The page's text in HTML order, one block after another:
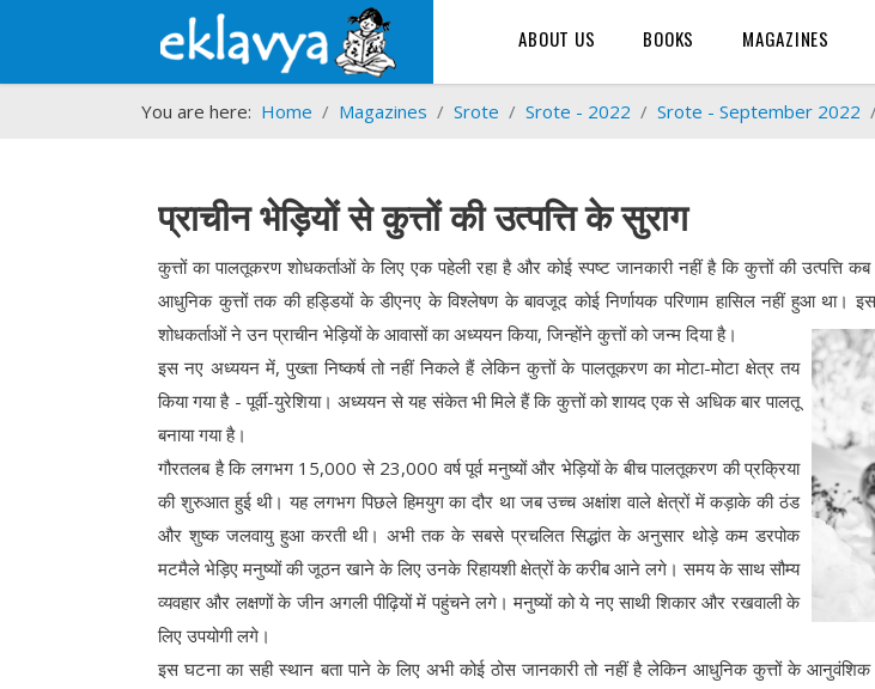
ABOUT US BOOKS MAGAZINES
You are here: Home Magazines Srote Srote - 2022 Srote - September 2022
प्राचीन भेड़ियों से कुत्तों की उत्पत्ति के सुराग
कुत्तों का पालतूकरण शोधकर्ताओं के लिए एक पहेली रहा है और कोई स्पष्ट जानकारी नहीं है कि कुत्तों की उत्पत्ति
आधुनिक कुत्तों तक की हड्डियों के डीएनए के विश्लेषण के बावजूद कोई निर्णायक परिणाम हासिल नहीं हुआ था।
शोधकर्ताओं ने उन प्राचीन भेड़ियों के आवासों का अध्ययन किया, जिन्होंने कुत्तों को जन्म दिया है।
इस नए अध्ययन में, पुख्ता निष्कर्ष तो नहीं निकले हैं लेकिन कुत्तों के पालतूकरण का मोटा-मोटा क्षेत्र तय
किया गया है - पूर्वी-युरेशिया। अध्ययन से यह संकेत भी मिले हैं कि कुत्तों को शायद एक से अधिक बार पालतू
बनाया गया है।
गौरतलब है कि लगभग 15,000 से 23,000 वर्ष पूर्व मनुष्यों और भेड़ियों के बीच पालतूकरण की प्रक्रिया
की शुरुआत हुई थी। यह लगभग पिछले हिमयुग का दौर था जब उच्च अक्षांश वाले क्षेत्रों में कड़ाके की ठंड
और शुष्क जलवायु हुआ करती थी। अभी तक के सबसे प्रचलित सिद्धांत के अनुसार थोड़े कम डरपोक
मटमैले भेड़िए मनुष्यों की जूठन खाने के लिए उनके रिहायशी क्षेत्रों के करीब आने लगे। समय के साथ सौम्य
व्यवहार और लक्षणों के जीन अगली पीढ़ियों में पहुंचने लगे। मनुष्यों को ये नए साथी शिकार और रखवाली के
लिए उपयोगी लगे।
इस घटना का सही स्थान बता पाने के लिए अभी कोई ठोस जानकारी तो नहीं है लेकिन आधुनिक कुत्तों के आनुवंशिक